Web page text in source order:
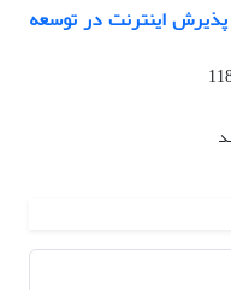
اینترنت در توسعه